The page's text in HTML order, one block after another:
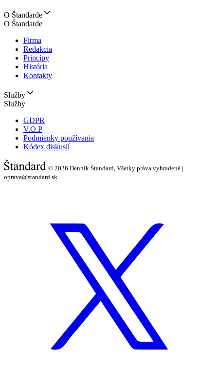
O Štandarde
O Štandarde
Firma
Redakcia
Princípy
História
Kontakty
Služby
Služby
GDPR
V.O.P
Podmienky používania
Kódex diskusií
© 2026 Denník Štandard, Všetky práva vyhradené |
oprava@standard.sk